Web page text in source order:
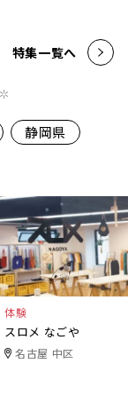
特集一覧へ
静岡県
体験
スロメ なごや
名古屋 中区